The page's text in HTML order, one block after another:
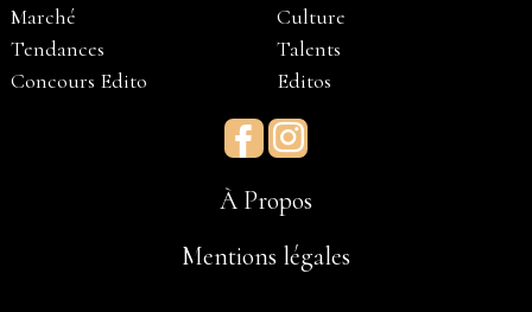
Marché
Tendances
Concours Edito
Culture
Talents
Editos
Facebook
À Propos
Mentions légales